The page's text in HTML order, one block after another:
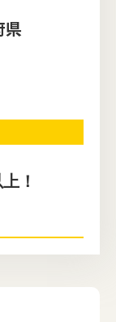
県
！